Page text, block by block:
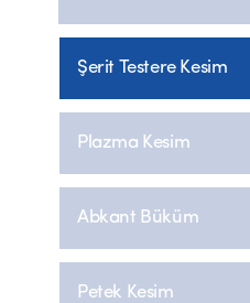
Şerit Testere Kesim
Plazma Kesim
Abkant Büküm
Petek Kesim